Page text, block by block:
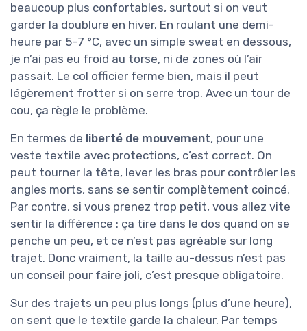
beaucoup plus confortables, surtout si on veut
garder la doublure en hiver. En roulant une demi-
heure par 5–7 °C, avec un simple sweat en dessous,
je n’ai pas eu froid au torse, ni de zones où l’air
passait. Le col officier ferme bien, mais il peut
légèrement frotter si on serre trop. Avec un tour de
cou, ça règle le problème.
En termes de liberté de mouvement, pour une
veste textile avec protections, c’est correct. On
peut tourner la tête, lever les bras pour contrôler les
angles morts, sans se sentir complètement coincé.
Par contre, si vous prenez trop petit, vous allez vite
sentir la différence : ça tire dans le dos quand on se
penche un peu, et ce n’est pas agréable sur long
trajet. Donc vraiment, la taille au-dessus n’est pas
un conseil pour faire joli, c’est presque obligatoire.
Sur des trajets un peu plus longs (plus d’une heure),
on sent que le textile garde la chaleur. Par temps